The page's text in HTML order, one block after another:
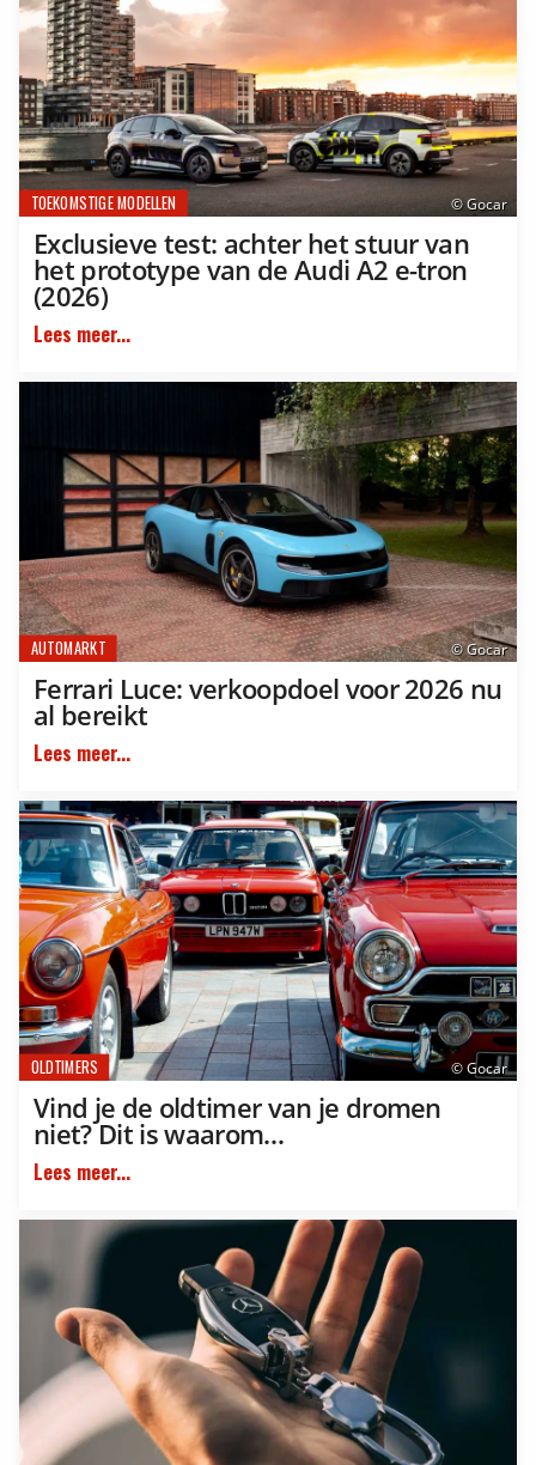
© Gocar
TOEKOMSTIGE MODELLEN
Exclusieve test: achter het stuur van
het prototype van de Audi A2 e-tron
(2026)
Lees meer...
© Gocar
AUTOMARKT
Ferrari Luce: verkoopdoel voor 2026 nu
al bereikt
Lees meer...
© Gocar
OLDTIMERS
Vind je de oldtimer van je dromen
niet? Dit is waarom…
Lees meer...